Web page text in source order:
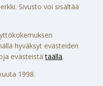
Sivusto voi sisältää
hyväksyt evästeiden
evästeistätäällä.
1998.